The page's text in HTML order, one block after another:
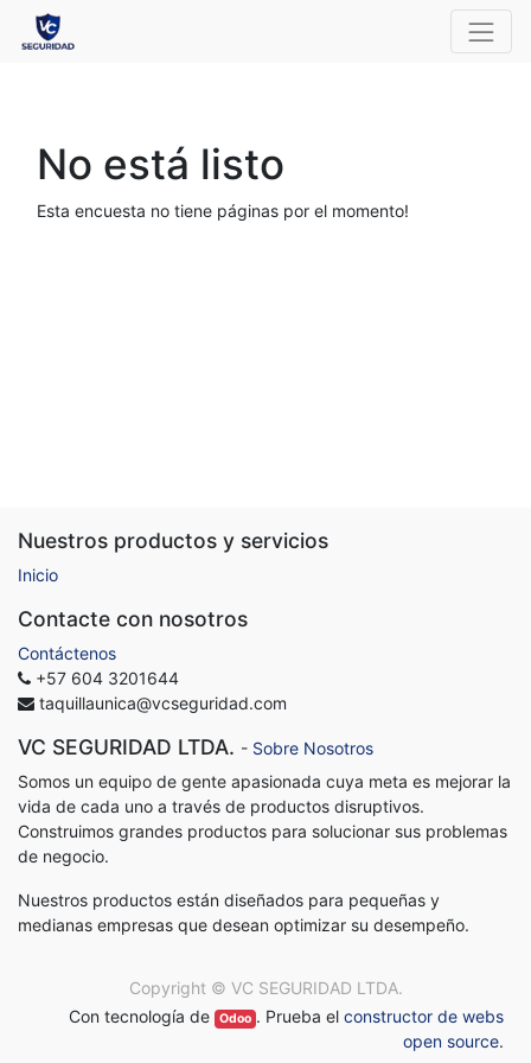
No está listo
Esta encuesta no tiene páginas por el momento!
Nuestros productos y servicios
Inicio
Contacte con nosotros
Contáctenos
+57 604 3201644
taquillaunica@vcseguridad.com
VC SEGURIDAD LTDA. - Sobre Nosotros
Somos un equipo de gente apasionada cuya meta es mejorar la
vida de cada uno a través de productos disruptivos.
Construimos grandes productos para solucionar sus problemas
de negocio.
Nuestros productos están diseñados para pequeñas y
medianas empresas que desean optimizar su desempeño.
Copyright © VC SEGURIDAD LTDA.
Con tecnología de
Odoo . Prueba el constructor de webs
open source.